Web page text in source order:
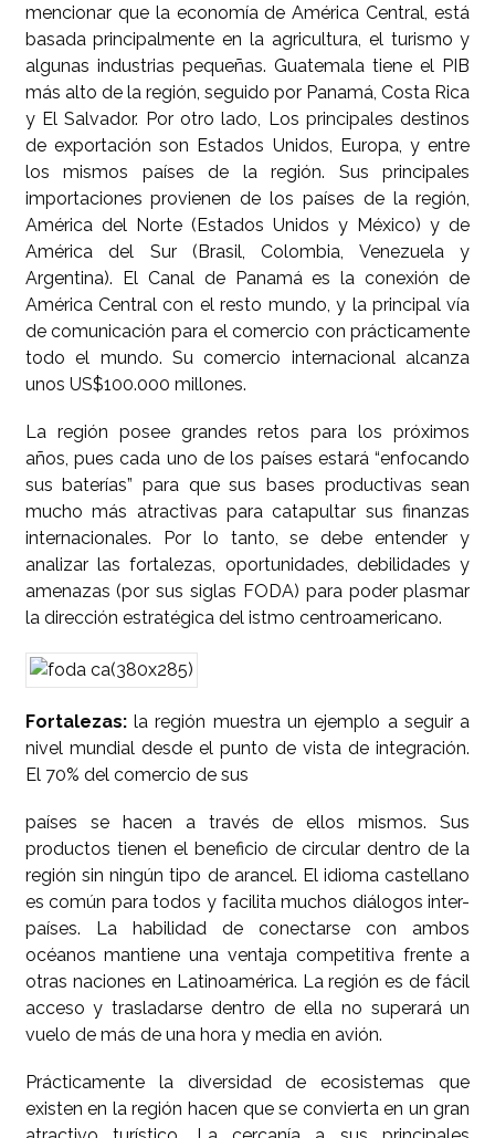
mencionar que la economía de América Central, está
basada principalmente en la agricultura, el turismo y
algunas industrias pequeñas. Guatemala tiene el PIB
más alto de la región, seguido por Panamá, Costa Rica
y El Salvador. Por otro lado, Los principales destinos
de exportación son Estados Unidos, Europa, y entre
los mismos países de la región. Sus principales
importaciones provienen de los países de la región,
América del Norte (Estados Unidos y México) y de
América del Sur (Brasil, Colombia, Venezuela y
Argentina). El Canal de Panamá es la conexión de
América Central con el resto mundo, y la principal vía
de comunicación para el comercio con prácticamente
todo el mundo. Su comercio internacional alcanza
unos US$100.000 millones.
La región posee grandes retos para los próximos
años, pues cada uno de los países estará “enfocando
sus baterías” para que sus bases productivas sean
mucho más atractivas para catapultar sus finanzas
internacionales. Por lo tanto, se debe entender y
analizar las fortalezas, oportunidades, debilidades y
amenazas (por sus siglas FODA) para poder plasmar
la dirección estratégica del istmo centroamericano.
Fortalezas:la región muestra un ejemplo a seguir a
nivel mundial desde el punto de vista de integración.
El 70% del comercio de sus
países se hacen a través de ellos mismos. Sus
productos tienen el beneficio de circular dentro de la
región sin ningún tipo de arancel. El idioma castellano
es común para todos y facilita muchos diálogos inter-
países. La habilidad de conectarse con ambos
océanos mantiene una ventaja competitiva frente a
otras naciones en Latinoamérica. La región es de fácil
acceso y trasladarse dentro de ella no superará un
vuelo de más de una hora y media en avión.
Prácticamente la diversidad de ecosistemas que
existen en la región hacen que se convierta en un gran